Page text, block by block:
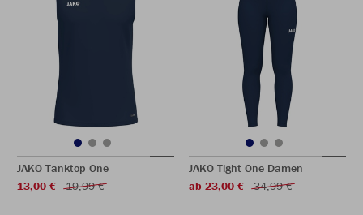
JAKO Tanktop One
13,00 €
19,99 €
JAKO Tight One Damen
ab 23,00 €
34,99 €